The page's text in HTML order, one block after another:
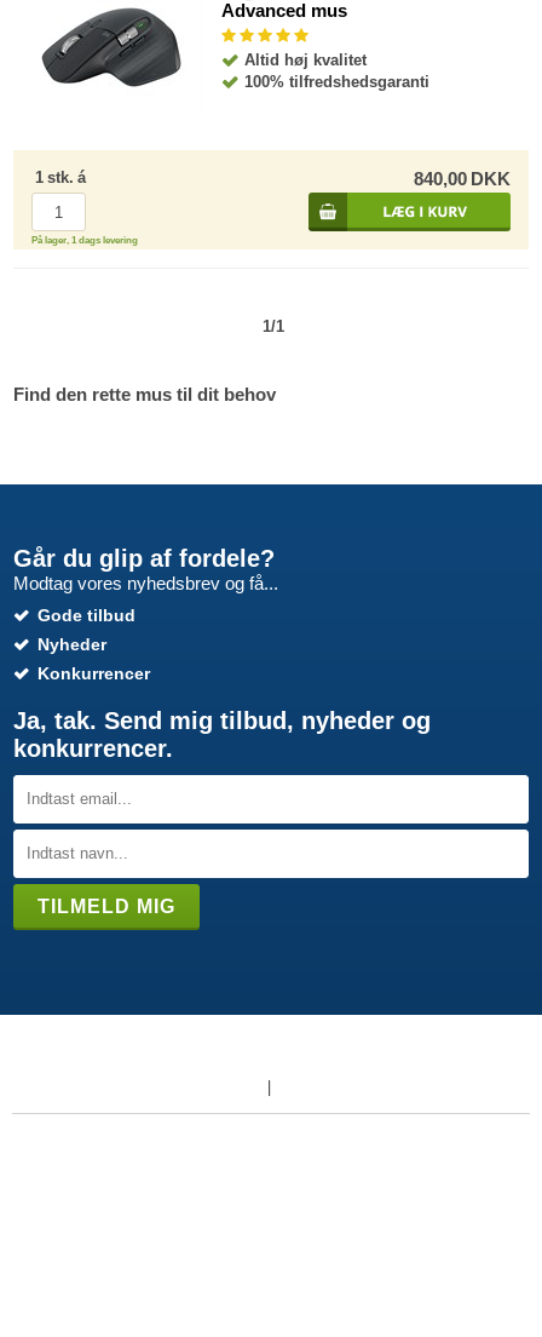
Advanced mus
Altid høj kvalitet
100% tilfredshedsgaranti
1 stk. á 840,00 DKK
På lager, 1 dags levering
1/1
Find den rette mus til dit behov
Går du glip af fordele?
Modtag vores nyhedsbrev og få...
Gode tilbud
Nyheder
Konkurrencer
Ja, tak. Send mig tilbud, nyheder og
konkurrencer.